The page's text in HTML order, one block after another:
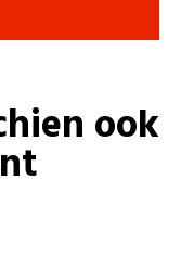
ook